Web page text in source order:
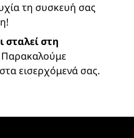
τη συσκευή σας
σταλεί στη
Παρακαλούμε
εισερχόμενά σας.